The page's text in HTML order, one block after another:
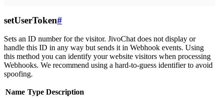
setUserToken#
Sets an ID number for the visitor. JivoChat does not display or
handle this ID in any way but sends it in Webhook events. Using
this method you can identify your website visitors when processing
Webhooks. We recommend using a hard-to-guess identifier to avoid
spoofing.
Name Type Description